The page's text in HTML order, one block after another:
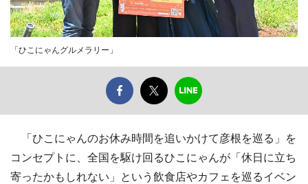
「ひこにゃんグルメラリー」
「ひこにゃんのお休み時間を追いかけて彦根を巡る」を
コンセプトに、全国を駆け回るひこにゃんが「休日に立ち
寄ったかもしれない」という飲食店やカフェを巡るイベン